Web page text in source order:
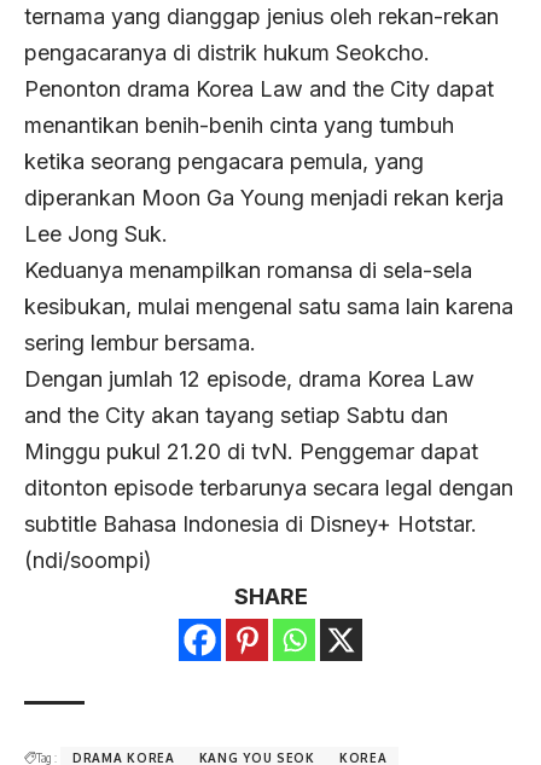
ternama yang dianggap jenius oleh rekan-rekan
pengacaranya di distrik hukum Seokcho.
Penonton drama Korea Law and the City dapat
menantikan benih-benih cinta yang tumbuh
ketika seorang pengacara pemula, yang
diperankan Moon Ga Young menjadi rekan kerja
Lee Jong Suk.
Keduanya menampilkan romansa di sela-sela
kesibukan, mulai mengenal satu sama lain karena
sering lembur bersama.
Dengan jumlah 12 episode, drama Korea Law
and the City akan tayang setiap Sabtu dan
Minggu pukul 21.20 di tvN. Penggemar dapat
ditonton episode terbarunya secara legal dengan
subtitle Bahasa Indonesia di Disney+ Hotstar.
(ndi/soompi)
SHARE
Tag : DRAMA KOREA KANG YOU SEOK KOREA